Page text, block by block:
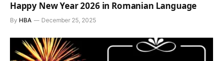
Happy New Year 2026 in Romanian Language
By HBA December 25, 2025